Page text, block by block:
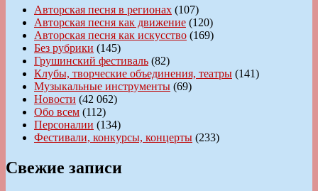
Авторская песня в регионах (107)
Авторская песня как движение (120)
Авторская песня как искусство (169)
Без рубрики (145)
Грушинский фестиваль (82)
Клубы, творческие объединения, театры (141)
Музыкальные инструменты (69)
Новости (42 062)
Обо всем (112)
Персоналии (134)
Фестивали, конкурсы, концерты (233)
Свежие записи